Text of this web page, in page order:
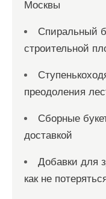
Москвы
Спиральный
строительной
преодоления
Сборные
доставкой
Добавки для
как не